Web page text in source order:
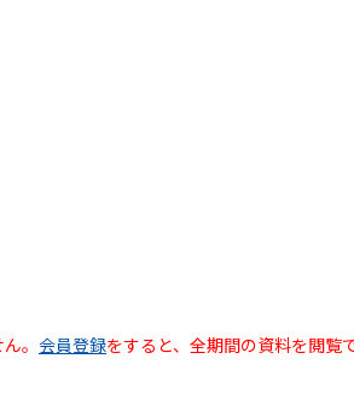
。 会員登録をすると、全期間の資料を閲覧